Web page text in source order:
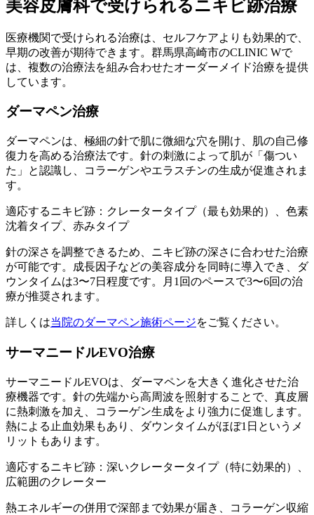
美容皮膚科で受けられるニキビ跡治療
医療機関で受けられる治療は、セルフケアよりも効果的で、
早期の改善が期待できます。群馬県高崎市のCLINIC Wで
は、複数の治療法を組み合わせたオーダーメイド治療を提供
しています。
ダーマペン治療
ダーマペンは、極細の針で肌に微細な穴を開け、肌の自己修
復力を高める治療法です。針の刺激によって肌が「傷つい
た」と認識し、コラーゲンやエラスチンの生成が促進されま
す。
適応するニキビ跡：クレータータイプ（最も効果的）、色素
沈着タイプ、赤みタイプ
針の深さを調整できるため、ニキビ跡の深さに合わせた治療
が可能です。成長因子などの美容成分を同時に導入でき、ダ
ウンタイムは3〜7日程度です。月1回のペースで3〜6回の治
療が推奨されます。
詳しくは当院のダーマペン施術ページをご覧ください。
サーマニードルEVO治療
サーマニードルEVOは、ダーマペンを大きく進化させた治
療機器です。針の先端から高周波を照射することで、真皮層
に熱刺激を加え、コラーゲン生成をより強力に促進します。
熱による止血効果もあり、ダウンタイムがほぼ1日というメ
リットもあります。
適応するニキビ跡：深いクレータータイプ（特に効果的）、
広範囲のクレーター
熱エネルギーの併用で深部まで効果が届き、コラーゲン収縮